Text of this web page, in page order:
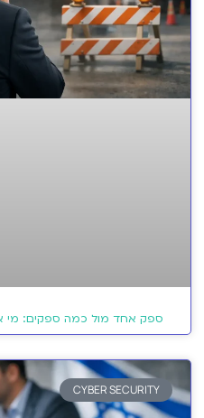
ספק אחד מול כמה ספקים: מי
CYBER SECURITY